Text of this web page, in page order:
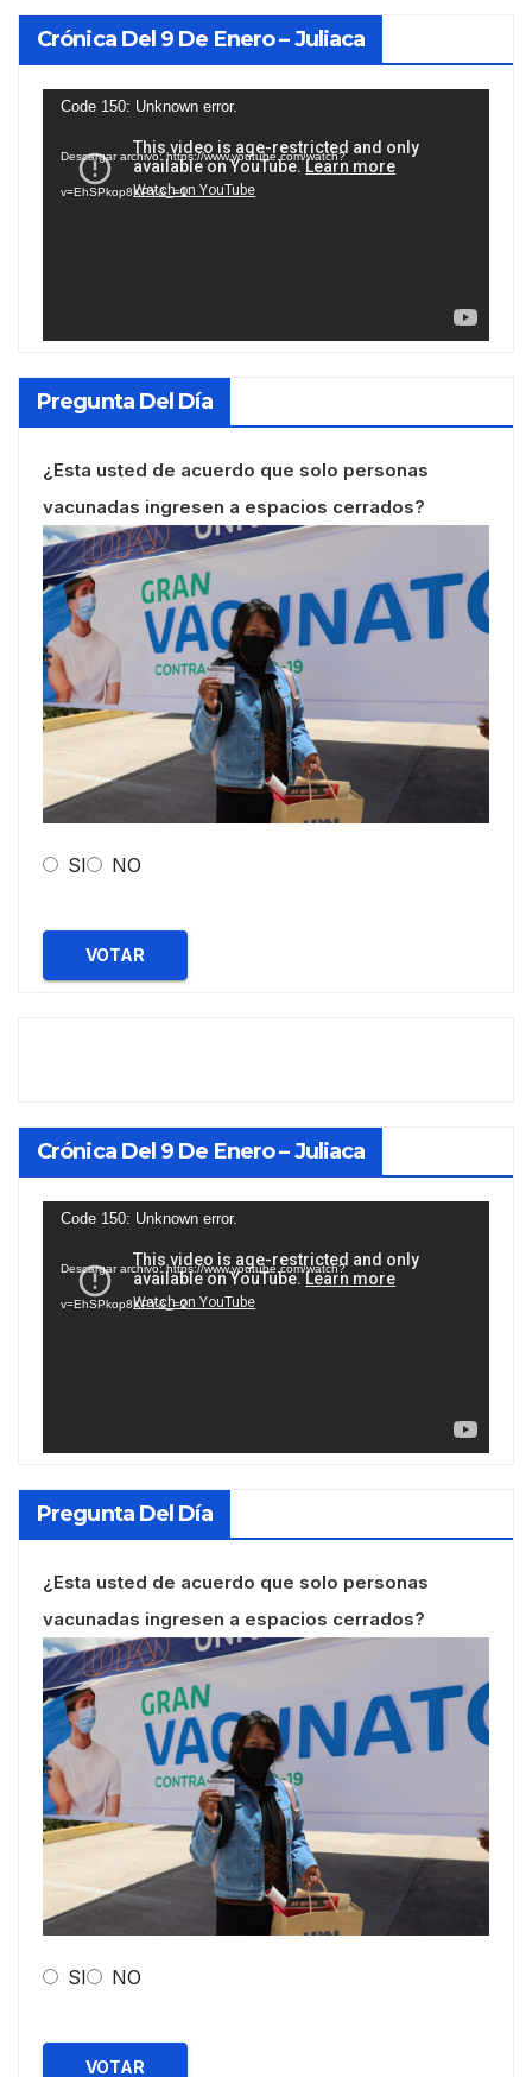
Crónica Del 9 De Enero – Juliaca
Reproductor
vídeo
Code 150: Unknown error.
Descargar archivo: https://www.youtube.com/watch?
v=EhSPkop8KPY&_=1
Pregunta Del Día
¿Esta usted de acuerdo que solo personas
vacunadas ingresen a espacios cerrados?
SI NO
VOTAR
Crónica Del 9 De Enero – Juliaca
Reproductor
vídeo
Code 150: Unknown error.
Descargar archivo: https://www.youtube.com/watch?
v=EhSPkop8KPY&_=2
Pregunta Del Día
¿Esta usted de acuerdo que solo personas
vacunadas ingresen a espacios cerrados?
SI NO
VOTAR